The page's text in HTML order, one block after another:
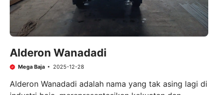
Alderon Wanadadi
Mega Baja 2025-12-28
Alderon Wanadadi adalah nama yang tak asing lagi di